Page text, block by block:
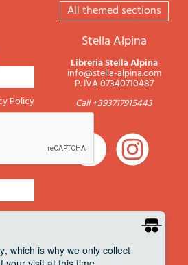
All themed sections
Policy
Stella Alpina
Libreria Stella Alpina
info@stella-alpina.com
P. IVA 07340710487
Call +393717915443
, which is why we only collect